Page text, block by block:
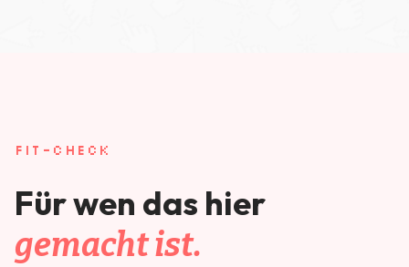
FIT-CHECK
Für wen das hier
gemacht ist.